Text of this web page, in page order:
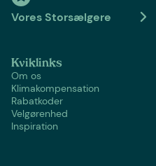
Vores Storsælgere
Kviklinks
Om os
Klimakompensation
Rabatkoder
Velgørenhed
Inspiration